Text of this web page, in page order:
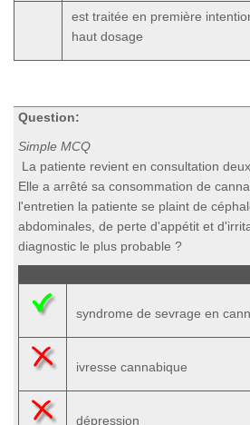
est traitée en première
haut dosage
Question:
Simple MCQ
La patiente revient en consultation
Elle a arrêté sa consommation de
l'entretien la patiente se plaint de
abdominales, de perte d'appétit et
diagnostic le plus probable ?
syndrome de sevrage en
ivresse cannabique
dépression